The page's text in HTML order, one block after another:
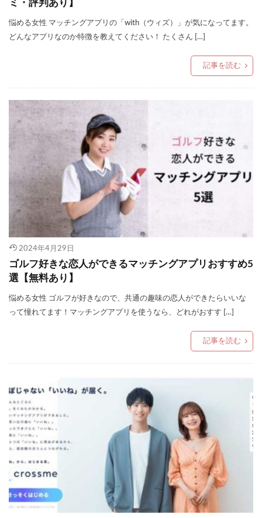
ミ・評判あり】
悩める女性 マッチングアプリの「with（ウィズ）」が気になってます。
どんなアプリなのか特徴を教えてください！ たくさん […]
記事を読む
2024年4月29日
ゴルフ好きな恋人ができるマッチングアプリおすすめ5
選【無料あり】
悩める女性 ゴルフが好きなので、共通の趣味の恋人ができたらいいな
って憧れてます！マッチングアプリを使うなら、どれがおすす […]
記事を読む